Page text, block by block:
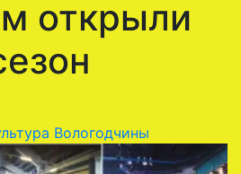
открыли
Вологодчины